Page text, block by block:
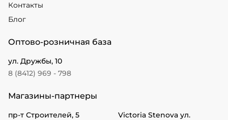
Контакты
Блог
Оптово-розничная база
ул. Дружбы, 10
8 (8412) 969 - 798
Магазины-партнеры
пр-т Строителей, 5
Victoria Stenova ул.